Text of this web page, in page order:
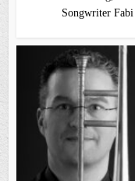
Songwriter Fabi